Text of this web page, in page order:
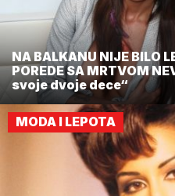
NA BALKANU NIJE BILO
POREDE SA MRTVOM
svoje dvoje dece“
MODA I LEPOTA